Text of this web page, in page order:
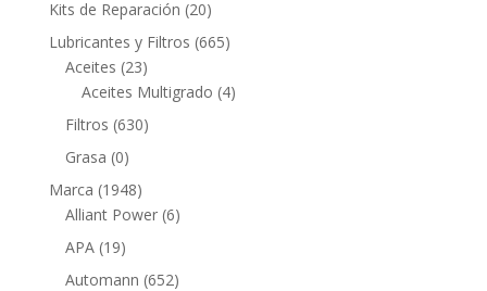
Kits de Reparación 2020
productos
Lubricantes y Filtros 665665
Aceites 2323
productos
Aceites Multigrado 44
Filtros 630630
Grasa 00
productos
Marca 19481948
productos
Alliant Power 66
APA 1919
productos
Automann 652652